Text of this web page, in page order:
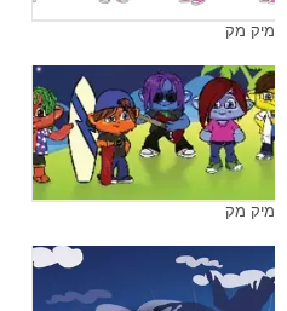
מיק מק
מיק מק